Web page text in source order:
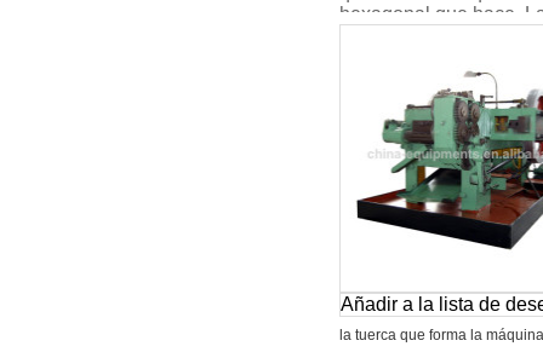
hexagonal que hace.
Añadir a la lista de
la tuerca que forma la máquina